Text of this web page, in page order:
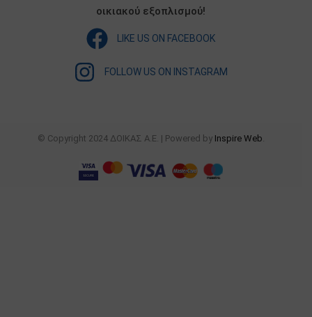
οικιακού εξοπλισμού!
LIKE US ON FACEBOOK
FOLLOW US ON INSTAGRAM
© Copyright 2024 ΔΟΙΚΑΣ Α.Ε. | Powered by Inspire Web.